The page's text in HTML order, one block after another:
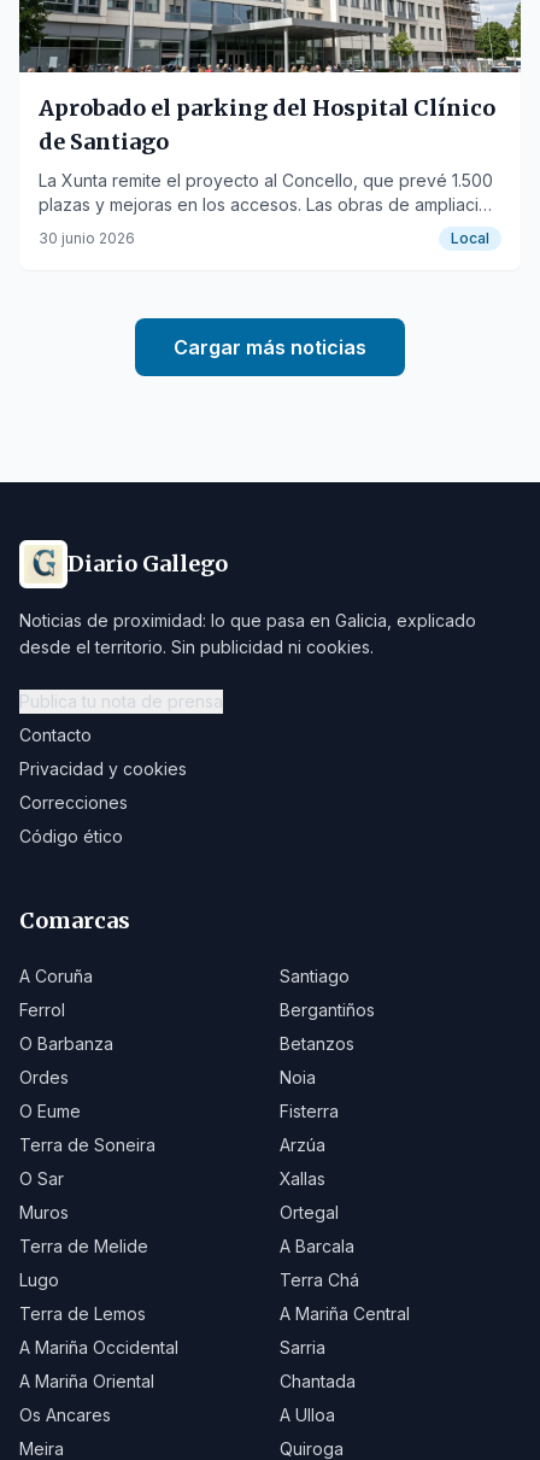
Aprobado el parking del Hospital Clínico
de Santiago
La Xunta remite el proyecto al Concello, que prevé 1.500
plazas y mejoras en los accesos. Las obras de ampliación
del CHUS también avanzan.
30 junio 2026 Local
Cargar más noticias
Diario Gallego
Noticias de proximidad: lo que pasa en Galicia, explicado
desde el territorio. Sin publicidad ni cookies.
Publica tu nota de prensa
Contacto
Privacidad y cookies
Correcciones
Código ético
Comarcas
A Coruña
Santiago
Ferrol
Bergantiños
O Barbanza
Betanzos
Ordes
Noia
O Eume
Fisterra
Terra de Soneira
Arzúa
O Sar
Xallas
Muros
Ortegal
Terra de Melide
A Barcala
Lugo
Terra Chá
Terra de Lemos
A Mariña Central
A Mariña Occidental
Sarria
A Mariña Oriental
Chantada
Os Ancares
A Ulloa
Meira
Quiroga